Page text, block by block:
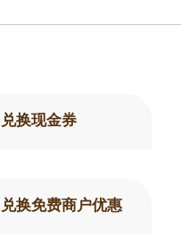
兑换现金券
兑换免费商户优惠